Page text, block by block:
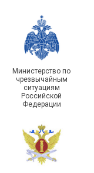
соглашение с
Министерство по
чрезвычайным
ситуациям
Российской
Федерации